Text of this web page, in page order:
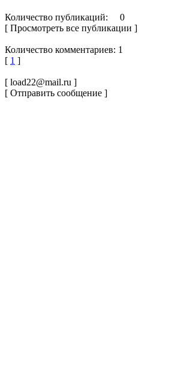
Количество публикаций: 0
[ Просмотреть все публикации ]
Количество комментариев: 1
[ 1 ]
[ load22@mail.ru ]
[ Отправить сообщение ]